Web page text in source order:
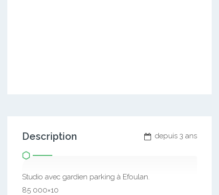
depuis 3 ans
Description
Studio avec gardien parking à Efoulan.
85 000×10